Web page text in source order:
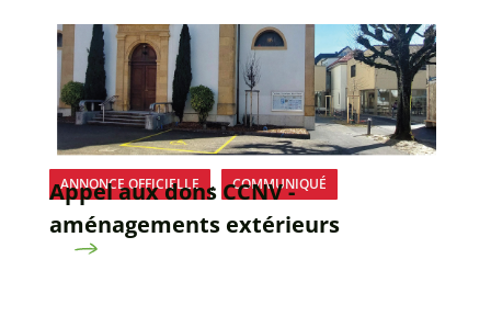
ANNONCE OFFICIELLE , COMMUNIQUÉ
Appel aux dons CCNV -
aménagements extérieurs